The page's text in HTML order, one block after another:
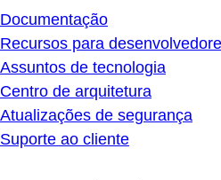
Documentação
Recursos para
Assuntos de tecnologia
Centro de arquitetura
Atualizações de segurança
Suporte ao cliente